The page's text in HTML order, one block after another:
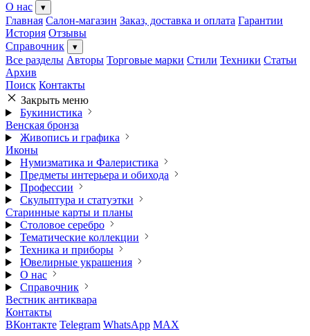
О нас
▾
Главная Салон-магазин Заказ, доставка и оплата Гарантии
История Отзывы
Справочник
▾
Все разделы Авторы Торговые марки Стили Техники Статьи
Архив
Поиск Контакты
Закрыть меню
Букинистика
Венская бронза
Живопись и графика
Иконы
Нумизматика и Фалеристика
Предметы интерьера и обихода
Профессии
Скульптура и статуэтки
Старинные карты и планы
Столовое серебро
Тематические коллекции
Техника и приборы
Ювелирные украшения
О нас
Справочник
Вестник антиквара
Контакты
ВКонтакте Telegram WhatsApp MAX